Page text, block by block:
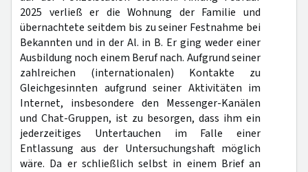
2025 verließ er die Wohnung der Familie und
übernachtete seitdem bis zu seiner Festnahme bei
Bekannten und in der Al. in B. Er ging weder einer
Ausbildung noch einem Beruf nach. Aufgrund seiner
zahlreichen (internationalen) Kontakte zu
Gleichgesinnten aufgrund seiner Aktivitäten im
Internet, insbesondere den Messenger-Kanälen
und Chat-Gruppen, ist zu besorgen, dass ihm ein
jederzeitiges Untertauchen im Falle einer
Entlassung aus der Untersuchungshaft möglich
wäre. Da er schließlich selbst in einem Brief an